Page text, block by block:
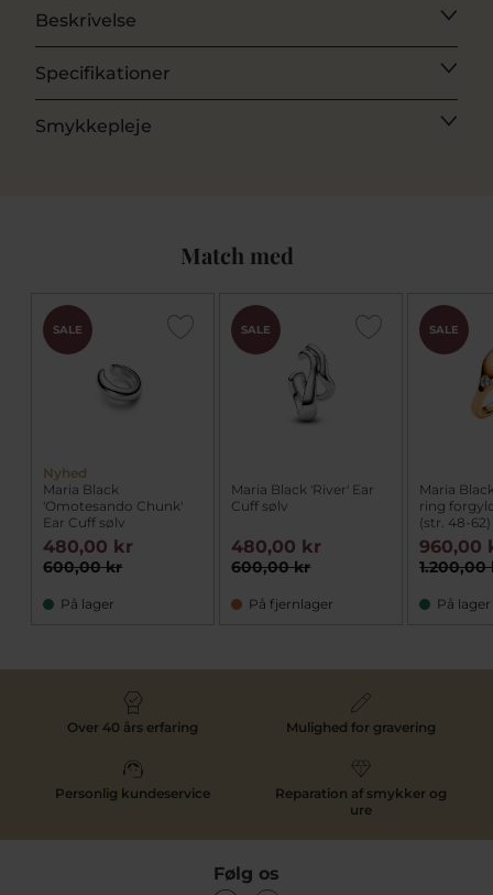
Beskrivelse
Specifikationer
Smykkepleje
Match med
SALE
Nyhed
Maria Black
'Omotesando Chunk'
Ear Cuff sølv
600,00 kr
480,00 kr
På lager
SALE
Maria Black 'River' Ear
Cuff sølv
600,00 kr
480,00 kr
På fjernlager
SALE
Maria
ring
(str. 48-62)
1.200,00
960,00
På lager
Over 40 års erfaring Mulighed for gravering
Personlig kundeservice
Reparation af smykker og
ure
Følg os